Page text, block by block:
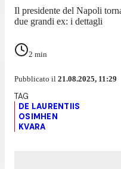
Il presidente del Napoli
due grandi ex: i dettagli
2 min
Pubblicato il 21.08.2025, 11:29
DE LAURENTIIS
OSIMHEN
KVARA